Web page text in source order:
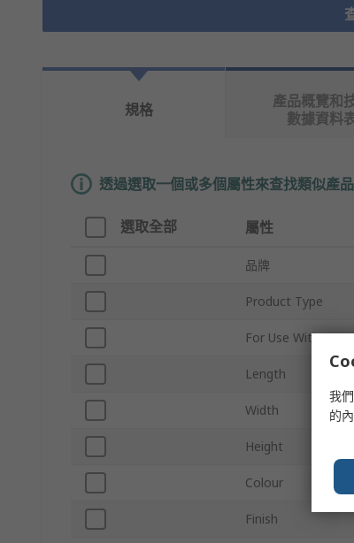
規格
產品概覽和
數據資料
透過選取一個或多個屬性來查找類似產品
選取全部 屬性
品牌
Product Type
For Use With
Length
Width
Height
Colour
Finish
我
的